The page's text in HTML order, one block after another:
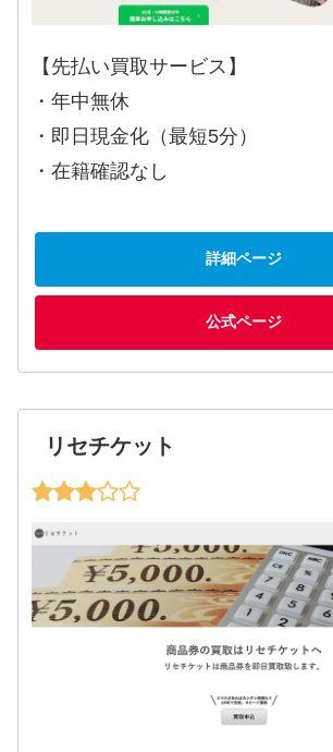
【先払い買取サービス】
・年中無休
・即日現金化（最短5分）
・在籍確認なし
詳細ページ
公式ページ
リセチケット